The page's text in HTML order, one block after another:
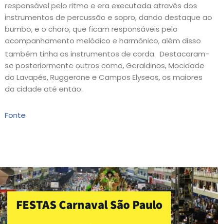
responsável pelo ritmo e era executada através dos
instrumentos de percussão e sopro, dando destaque ao
bumbo, e o choro, que ficam responsáveis pelo
acompanhamento melódico e harmônico, além disso
também tinha os instrumentos de corda. Destacaram-
se posteriormente outros como, Geraldinos, Mocidade
do Lavapés, Ruggerone e Campos Elyseos, os maiores
da cidade até então.
Fonte
FESTAS Carnaval São Paulo